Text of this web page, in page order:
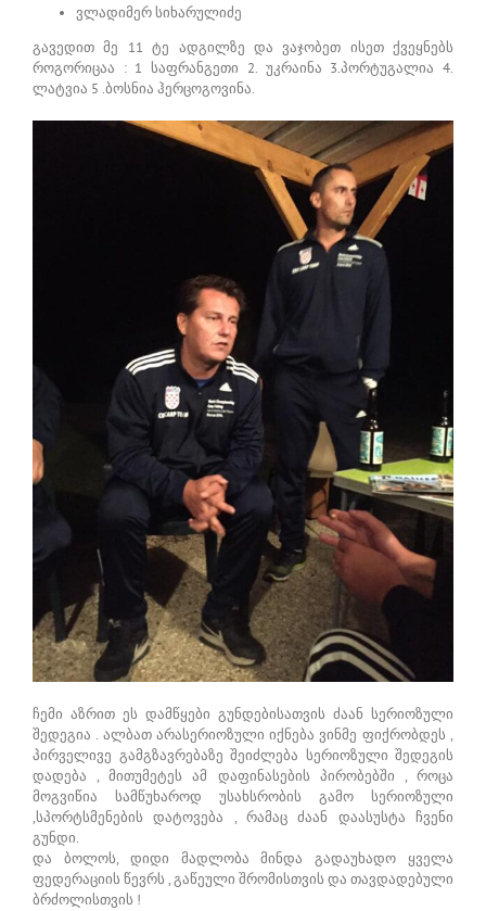
ვლადიმერ სიხარულიძე
გავედით მე 11 ტე ადგილზე და ვაჯობეთ ისეთ ქვეყნებს
როგორიცაა : 1 საფრანგეთი 2. უკრაინა 3.პორტუგალია 4.
ლატვია 5 .ბოსნია ჰერცოგოვინა.
ჩემი აზრით ეს დამწყები გუნდებისათვის ძაან სერიოზული
შედეგია . ალბათ არასერიოზული იქნება ვინმე ფიქრობდეს ,
პირველივე გამგზავრებაზე შეიძლება სერიოზული შედეგის
დადება , მითუმეტეს ამ დაფინასების პირობებში , როცა
მოგვიწია სამწუხაროდ უსახსრობის გამო სერიოზული
,სპორტსმენების დატოვება , რამაც ძაან დაასუსტა ჩვენი
გუნდი.
და ბოლოს, დიდი მადლობა მინდა გადაუხადო ყველა
ფედერაციის წევრს , გაწეული შრომისთვის და თავდადებული
ბრძოლისთვის !